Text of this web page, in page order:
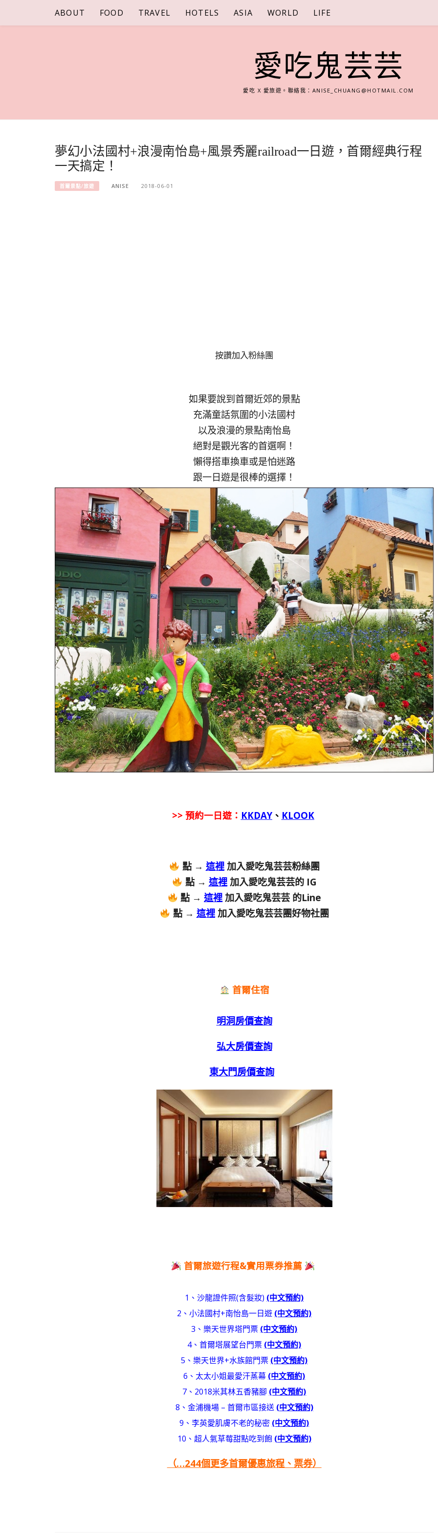
content
ABOUT FOOD TRAVEL HOTELS ASIA WORLD LIFE
愛吃鬼芸芸
愛吃 X 愛旅遊。聯絡我： ANISE_CHUANG@HOTMAIL.COM
夢幻小法國村+浪漫南怡島+風景秀麗railroad一日遊，首爾經典行程
一天搞定！
首爾景點/旅遊 ANISE 2018-06-01
按讚加入粉絲團
如果要說到首爾近郊的景點
充滿童話氛圍的小法國村
以及浪漫的景點南怡島
絕對是觀光客的首選啊！
懶得搭車換車或是怕迷路
跟一日遊是很棒的選擇！
>> 預約一日遊： KKDAY、 KLOOK
點 → 這裡加入愛吃鬼芸芸粉絲團
點 → 這裡加入愛吃鬼芸芸的 IG
點 →這裡加入愛吃鬼芸芸 的Line
點 → 這裡加入愛吃鬼芸芸團好物社團
首爾住宿
明洞房價查詢
弘大房價查詢
東大門房價查詢
首爾旅遊行程&實用票券推薦
1、沙龍證件照(含髮妝) (中文預約)
2、小法國村+南怡島一日遊 (中文預約)
3、樂天世界塔門票 (中文預約)
4、首爾塔展望台門票 (中文預約)
5、樂天世界+水族館門票 (中文預約)
6、太太小姐最愛汗蒸幕 (中文預約)
7、2018米其林五香豬腳 (中文預約)
8、金浦機場 – 首爾市區接送 (中文預約)
9、李英愛肌膚不老的秘密 (中文預約)
10、超人氣草莓甜點吃到飽 (中文預約)
（…244個更多首爾優惠旅程、票券）